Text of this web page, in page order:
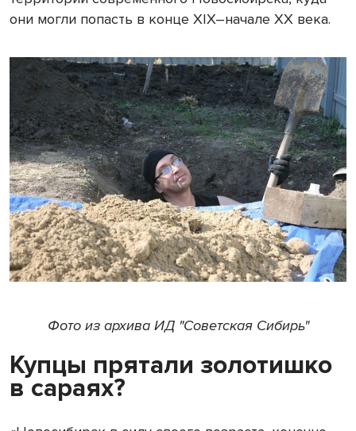
они могли попасть в конце XIX–начале ХХ века.
Фото из архива ИД "Советская Сибирь"
Купцы прятали золотишко
в сараях?